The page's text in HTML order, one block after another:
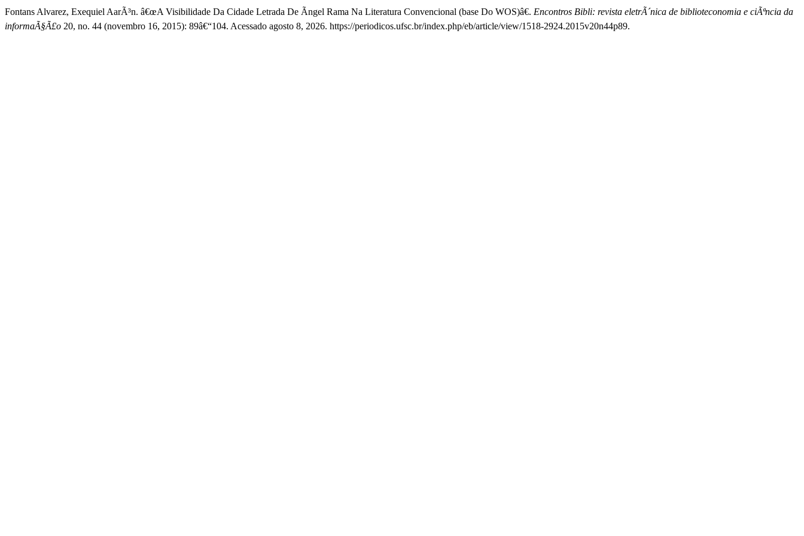
Fontans Alvarez, Exequiel AarÃ³n. â€œA Visibilidade Da Cidade Letrada De Ãngel Rama Na Literatura Convencional (base Do WOS)â€. Encontros Bibli: revista eletrÃ´nica de biblioteconomia e ciÃªncia da
informaÃ§Ã£o 20, no. 44 (novembro 16, 2015): 89â€“104. Acessado agosto 8, 2026. https://periodicos.ufsc.br/index.php/eb/article/view/1518-2924.2015v20n44p89.